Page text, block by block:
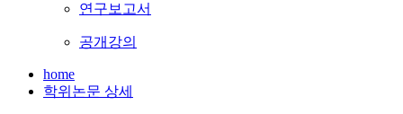
연구보고서
공개강의
home
학위논문 상세